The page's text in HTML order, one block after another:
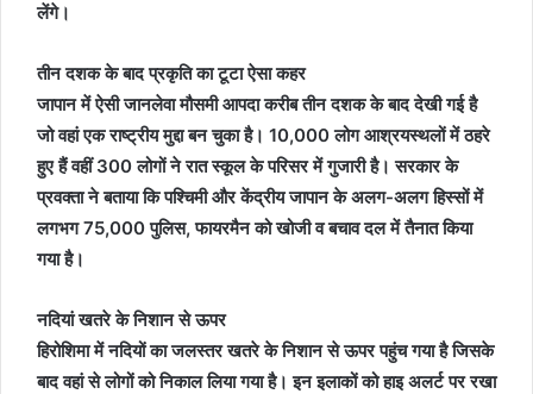
लेंगे।
तीन दशक के बाद प्रकृति का टूटा ऐसा कहर
जापान में ऐसी जानलेवा मौसमी आपदा करीब तीन दशक के बाद देखी गई है
जो वहां एक राष्ट्रीय मुद्दा बन चुका है। 10,000 लोग आश्रयस्थलों में ठहरे
हुए हैं वहीं 300 लोगों ने रात स्कूल के परिसर में गुजारी है। सरकार के
प्रवक्ता ने बताया कि पश्चिमी और केंद्रीय जापान के अलग-अलग हिस्सों में
लगभग 75,000 पुलिस, फायरमैन को खोजी व बचाव दल में तैनात किया
गया है।
नदियां खतरे के निशान से ऊपर
हिरोशिमा में नदियों का जलस्तर खतरे के निशान से ऊपर पहुंच गया है जिसके
बाद वहां से लोगों को निकाल लिया गया है। इन इलाकों को हाइ अलर्ट पर रखा